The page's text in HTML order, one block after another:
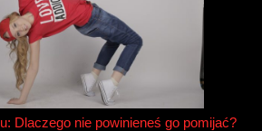
Dlaczego nie powinieneś go pomijać?